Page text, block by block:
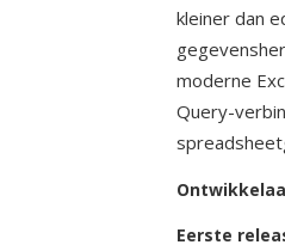
kleiner dan
moderne
Query-
Eerste